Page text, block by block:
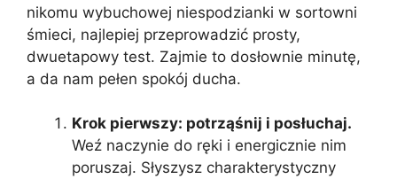
nikomu wybuchowej niespodzianki w sortowni
śmieci, najlepiej przeprowadzić prosty,
dwuetapowy test. Zajmie to dosłownie minutę,
a da nam pełen spokój ducha.
Krok pierwszy: potrząśnij i posłuchaj.
Weź naczynie do ręki i energicznie nim
poruszaj. Słyszysz charakterystyczny